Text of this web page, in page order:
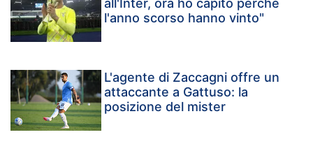
all'Inter, ora ho capito perché
l'anno scorso hanno vinto"
L'agente di Zaccagni offre un
attaccante a Gattuso: la
posizione del mister